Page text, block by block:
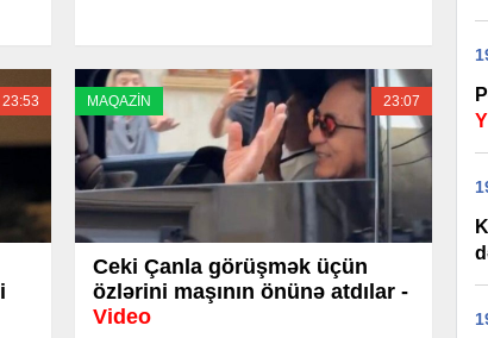
23:53 MAQAZİN 23:07
Ceki Çanla görüşmək üçün
özlərini maşının önünə atdılar -
Video